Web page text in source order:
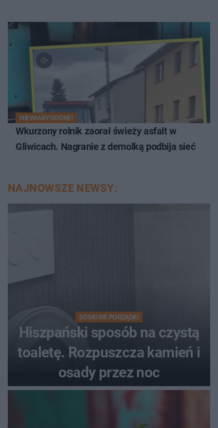
NIEWIARYGODNE!
Wkurzony rolnik zaorał świeży asfalt w
Gliwicach. Nagranie z demolką podbija sieć
NAJNOWSZE NEWSY:
DOMOWE PORZĄDKI
Hiszpański sposób na czystą
toaletę. Rozpuszcza kamień i
osady przez noc